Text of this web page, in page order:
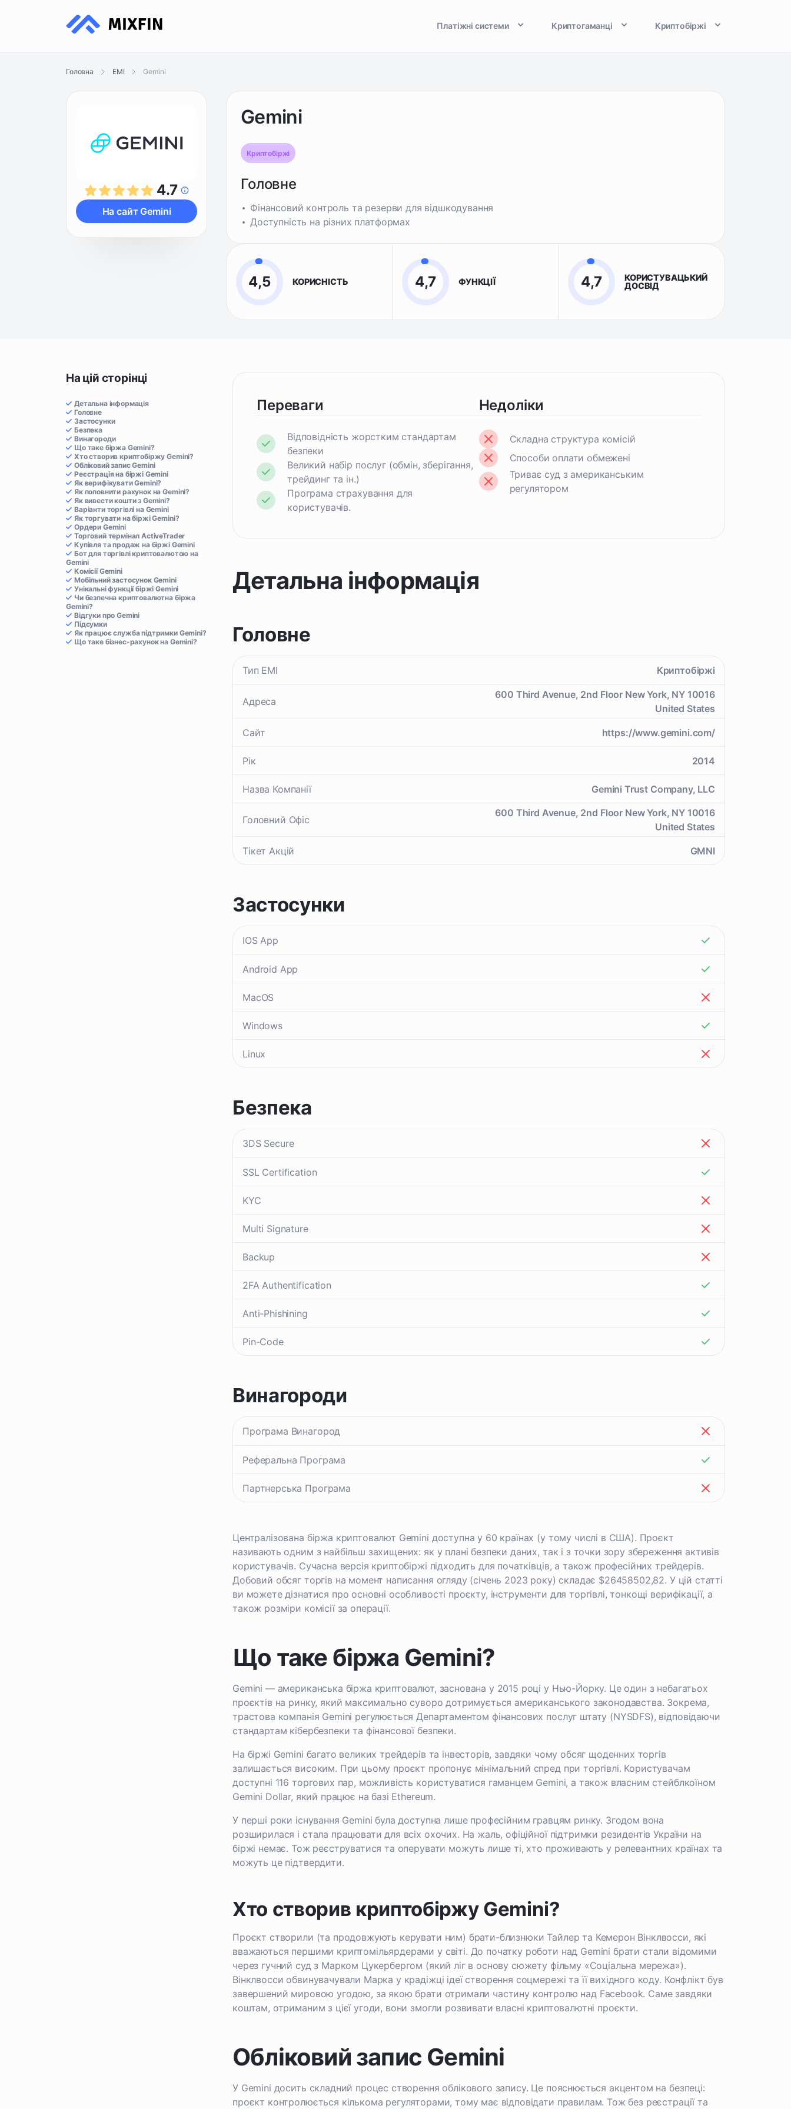
Платіжні системи Криптогаманці Криптобіржі
Головна EMI Gemini
4.7
На сайт Gemini
Gemini
Криптобіржі
Головне
Фінансовий контроль та резерви для відшкодування
Доступність на різних платформах
4,5 КОРИСНІСТЬ 4,7 ФУНКЦІЇ 4,7
КОРИСТУВАЦЬКИЙ
ДОСВІД
На цій сторінці
Детальна інформація
Головне
Застосунки
Безпека
Винагороди
Що таке біржа Gemini?
Хто створив криптобіржу Gemini?
Обліковий запис Gemini
Реєстрація на біржі Gemini
Як верифікувати Gemini?
Як поповнити рахунок на Gemini?
Як вивести кошти з Gemini?
Варіанти торгівлі на Gemini
Як торгувати на біржі Gemini?
Ордери Gemini
Торговий термінал ActiveTrader
Купівля та продаж на біржі Gemini
Бот для торгівлі криптовалютою на
Gemini
Комісії Gemini
Мобільний застосунок Gemini
Унікальні функції біржі Gemini
Чи безпечна криптовалютна біржа
Gemini?
Відгуки про Gemini
Підсумки
Як працює служба підтримки Gemini?
Що таке бізнес-рахунок на Gemini?
Переваги
Відповідність жорстким стандартам
безпеки
Великий набір послуг (обмін, зберігання,
трейдинг та ін.)
Програма страхування для
користувачів.
Недоліки
Складна структура комісій
Способи оплати обмежені
Триває суд з американським
регулятором
Детальна інформація
Головне
Тип EMI Криптобіржі
Адреса
600 Third Avenue, 2nd Floor New York, NY 10016
United States
Сайт https://www.gemini.com/
Рік 2014
Назва Компанії Gemini Trust Company, LLC
Головний Офіс
600 Third Avenue, 2nd Floor New York, NY 10016
United States
Тікет Акцій GMNI
Застосунки
IOS App
Android App
MacOS
Windows
Linux
Безпека
3DS Secure
SSL Certification
KYC
Multi Signature
Backup
2FA Authentification
Anti-Phishining
Pin-Code
Винагороди
Програма Винагород
Реферальна Програма
Партнерська Програма
Централізована біржа криптовалют Gemini доступна у 60 країнах (у тому числі в США). Проєкт
називають одним з найбільш захищених: як у плані безпеки даних, так і з точки зору збереження активів
користувачів. Сучасна версія криптобіржі підходить для початківців, а також професійних трейдерів.
Добовий обсяг торгів на момент написання огляду (січень 2023 року) складає $26458502,82. У цій статті
ви можете дізнатися про основні особливості проєкту, інструменти для торгівлі, тонкощі верифікації, а
також розміри комісії за операції.
Що таке біржа Gemini?
Gemini — американська біржа криптовалют, заснована у 2015 році у Нью-Йорку. Це один з небагатьох
проєктів на ринку, який максимально суворо дотримується американського законодавства. Зокрема,
трастова компанія Gemini регулюється Департаментом фінансових послуг штату (NYSDFS), відповідаючи
стандартам кібербезпеки та фінансової безпеки.
На біржі Gemini багато великих трейдерів та інвесторів, завдяки чому обсяг щоденних торгів
залишається високим. При цьому проєкт пропонує мінімальний спред при торгівлі. Користувачам
доступні 116 торгових пар, можливість користуватися гаманцем Gemini, а також власним стейблкоїном
Gemini Dollar, який працює на базі Ethereum.
У перші роки існування Gemini була доступна лише професійним гравцям ринку. Згодом вона
розширилася і стала працювати для всіх охочих. На жаль, офіційної підтримки резидентів України на
біржі немає. Тож реєструватися та оперувати можуть лише ті, хто проживають у релевантних країнах та
можуть це підтвердити.
Хто створив криптобіржу Gemini?
Проєкт створили (та продовжують керувати ним) брати-близнюки Тайлер та Кемерон Вінклвосси, які
вважаються першими криптомільярдерами у світі. До початку роботи над Gemini брати стали відомими
через гучний суд з Марком Цукербергом (який ліг в основу сюжету фільму «Соціальна мережа»).
Вінклвосси обвинувачували Марка у крадіжці ідеї створення соцмережі та її вихідного коду. Конфлікт був
завершений мировою угодою, за якою брати отримали частину контролю над Facebook. Саме завдяки
коштам, отриманим з цієї угоди, вони змогли розвивати власні криптовалютні проєкти.
Обліковий запис Gemini
У Gemini досить складний процес створення облікового запису. Це пояснюється акцентом на безпеці:
проєкт контролюється кількома регуляторами, тому має відповідати правилам. Тож без реєстрації та